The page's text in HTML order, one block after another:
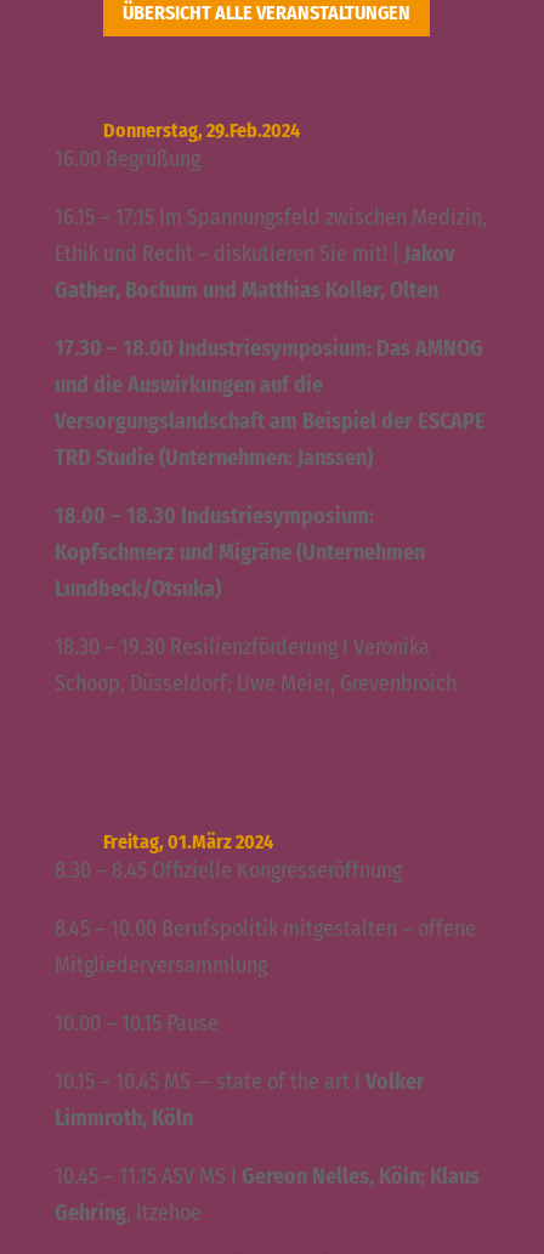
ÜBERSICHT ALLE VERANSTALTUNGEN
Donnerstag, 29.Feb.2024
16.00 Begrüßung
16.15 – 17:15 Im Spannungsfeld zwischen Medizin,
Ethik und Recht – diskutieren Sie mit! | Jakov
Gather, Bochum und Matthias Koller, Olten
17.30 – 18.00 Industriesymposium: Das AMNOG
und die Auswirkungen auf die
Versorgungslandschaft am Beispiel der ESCAPE
TRD Studie (Unternehmen: Janssen)
18.00 – 18.30 Industriesymposium:
Kopfschmerz und Migräne (Unternehmen
Lundbeck/Otsuka)
18.30 – 19.30 Resilienzförderung I Veronika
Schoop, Düsseldorf; Uwe Meier, Grevenbroich
Freitag, 01.März 2024
8.30 – 8.45 Offizielle Kongresseröffnung
8.45 – 10.00 Berufspolitik mitgestalten – offene
Mitgliederversammlung
10.00 – 10.15 Pause
10.15 – 10.45 MS — state of the art I Volker
Limmroth, Köln
10.45 – 11.15 ASV MS I Gereon Nelles, Köln; Klaus
Gehring, Itzehoe